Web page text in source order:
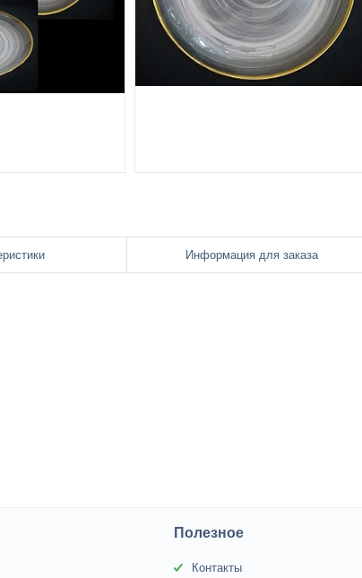
Информация для заказа
Полезное
Контакты